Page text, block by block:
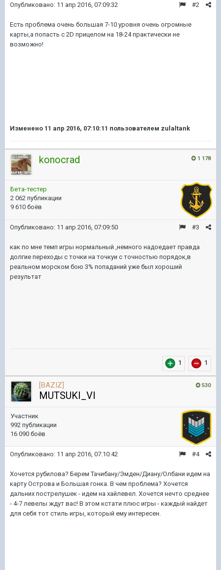
#2
Опубликовано: 11 апр 2016, 07:09:32
Есть проблема очень большая 7-10 уровня очень огромные
карты,а попасть с 2D прицелом на 18-24 практически не
возможно!
Изменено 11 апр 2016, 07:10:11 пользователем zulaltank
1 178
konocrad
Бета-тестер
2 062 публикации
9 610 боёв
#3
Опубликовано: 11 апр 2016, 07:09:50
как по мне темп игры нормальный ,немного надоедает правда
долгие переходы с точки на точкуи с точностью порядок,в
реальном морском бою 3% попаданий уже был хороший
результат
1 1
530
[BAZIZ]
MUTSUKI_VI
Участник
992 публикации
16 090 боёв
#4
Опубликовано: 11 апр 2016, 07:10:42
Хочется рубилова? Берем Тачибану/Эмден/Диану/Олбани идем на
карту Острова и Большая гонка. В чем проблема? Хочется
дальних пострелушек - идем на хайлевел. Хочется нечто среднее
- 4-7 левелы ждут вас! В этом кстати плюс игры - каждый найдет
для себя тот стиль игры, который ему интересен.